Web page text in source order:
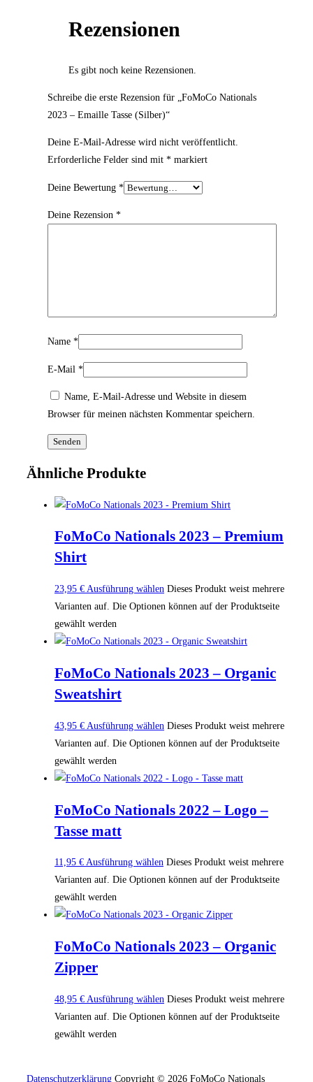
Rezensionen
Es gibt noch keine Rezensionen.
Schreibe die erste Rezension für „FoMoCo Nationals
2023 – Emaille Tasse (Silber)“
Deine E-Mail-Adresse wird nicht veröffentlicht.
Erforderliche Felder sind mit * markiert
Deine Bewertung *
Deine Rezension *
Name *
E-Mail *
Name, E-Mail-Adresse und Website in diesem
Browser für meinen nächsten Kommentar speichern.
Ähnliche Produkte
FoMoCo Nationals 2023 – Premium
Shirt
23,95 € Ausführung wählen Dieses Produkt weist mehrere
Varianten auf. Die Optionen können auf der Produktseite
gewählt werden
FoMoCo Nationals 2023 – Organic
Sweatshirt
43,95 € Ausführung wählen Dieses Produkt weist mehrere
Varianten auf. Die Optionen können auf der Produktseite
gewählt werden
FoMoCo Nationals 2022 – Logo –
Tasse matt
11,95 €Ausführung wählen Dieses Produkt weist mehrere
Varianten auf. Die Optionen können auf der Produktseite
gewählt werden
FoMoCo Nationals 2023 – Organic
Zipper
48,95 € Ausführung wählen Dieses Produkt weist mehrere
Varianten auf. Die Optionen können auf der Produktseite
gewählt werden
Datenschutzerklärung Copyright © 2026 FoMoCo Nationals